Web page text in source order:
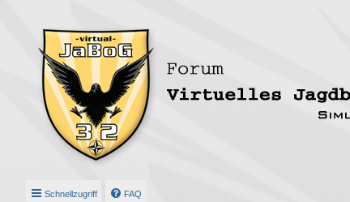
Schnellzugriff FAQ